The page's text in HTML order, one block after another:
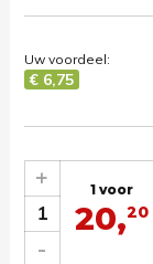
Uw voordeel:
€ 6,75
1
-
+ 1 voor
20,20